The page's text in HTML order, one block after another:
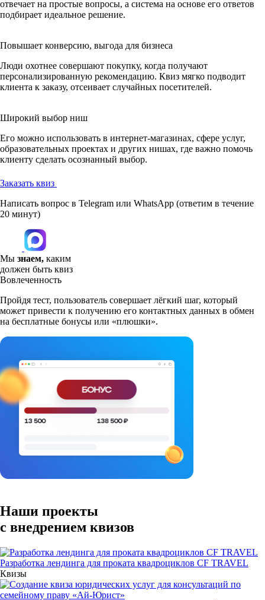
отвечает на простые вопросы, а система на основе его ответов
подбирает идеальное решение.
Повышает конверсию, выгода для бизнеса
Люди охотнее совершают покупку, когда получают
персонализированную рекомендацию. Квиз мягко подводит
клиента к заказу, отсеивает случайных посетителей.
Широкий выбор ниш
Его можно использовать в интернет-магазинах, сфере услуг,
образовательных проектах и других нишах, где важно помочь
клиенту сделать осознанный выбор.
Заказать квиз
Написать вопрос в Telegram или WhatsApp (ответим в течение
20 минут)
Мы знаем, каким
должен быть квиз
Вовлеченность
Пройдя тест, пользователь совершает лёгкий шаг, который
может привести к получению его контактных данных в обмен
на бесплатные бонусы или «плюшки».
Наши проекты
с внедрением квизов
Разработка лендинга для проката квадроциклов CF TRAVEL
Квизы